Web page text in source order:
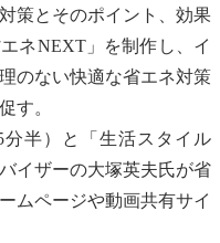
策とそのポイント、効果
ネNEXT」を制作し、イ
のない快適な省エネ対策
す。
半）と「生活スタイル
イザーの大塚英夫氏が省
ムページや動画共有サイ